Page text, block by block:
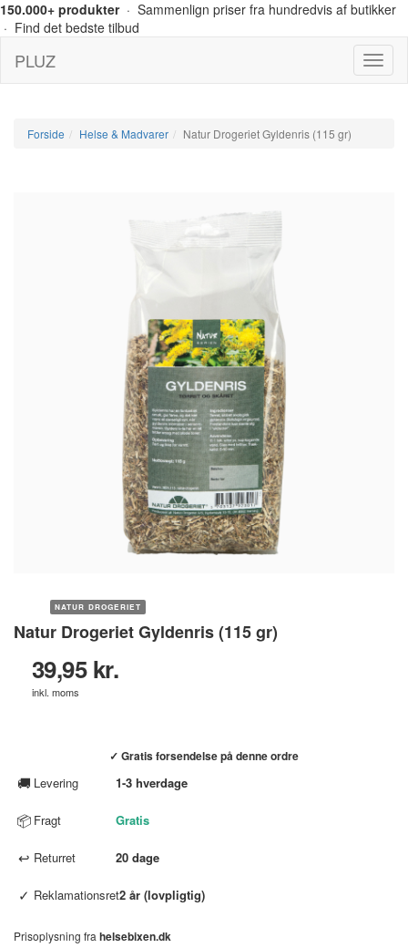
150.000+ produkter· Sammenlign priser fra hundredvis af butikker
· Find det bedste tilbud
Menu
PLUZ
Forside Helse & Madvarer Natur Drogeriet Gyldenris (115 gr)
NATUR DROGERIET
Natur Drogeriet Gyldenris (115 gr)
39,95 kr.
inkl. moms
✓ Gratis forsendelse på denne ordre
🚚 Levering 1-3 hverdage
📦 Fragt Gratis
↩ Returret 20 dage
✓ Reklamationsret2 år (lovpligtig)
Prisoplysning fra helsebixen.dk